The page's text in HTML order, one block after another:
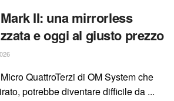
II: una mirrorless
e oggi al giusto prezzo
QuattroTerzi di OM System che
potrebbe diventare difficile da ...